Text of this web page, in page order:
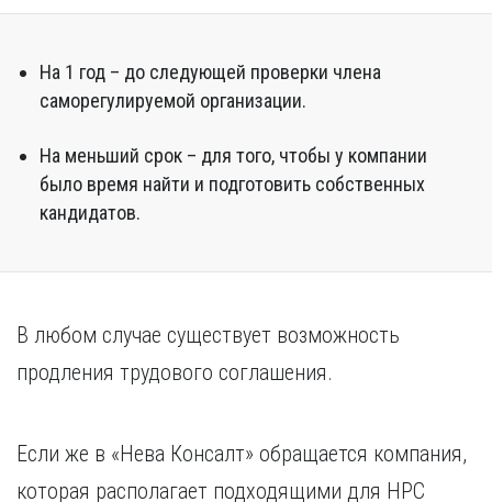
На 1 год – до следующей проверки члена
саморегулируемой организации.
На меньший срок – для того, чтобы у компании
было время найти и подготовить собственных
кандидатов.
В любом случае существует возможность
продления трудового соглашения.
Если же в «Нева Консалт» обращается компания,
которая располагает подходящими для НРС